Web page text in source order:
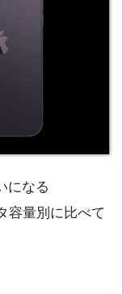
になる
容量別に比べて